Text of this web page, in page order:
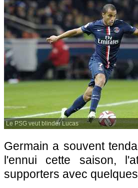
Le PSG veut blinder Lucas
Germain a souvent
l'ennui cette saison,
supporters avec